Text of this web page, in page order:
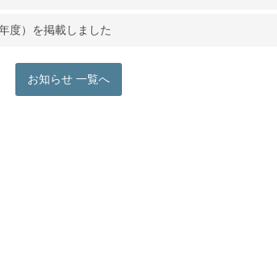
度）を掲載しました
お知らせ 一覧へ